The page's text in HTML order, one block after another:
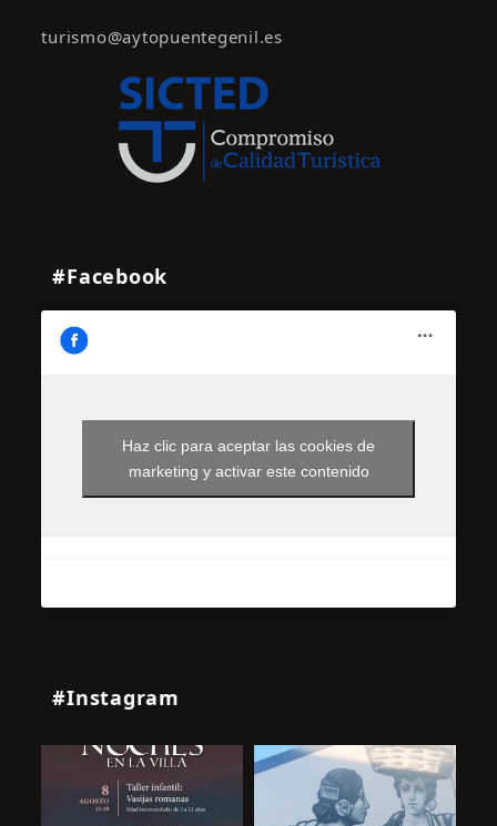
turismo@aytopuentegenil.es
#Facebook
Haz clic para aceptar las cookies de
marketing y activar este contenido
#Instagram